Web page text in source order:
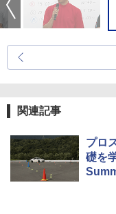
関連記事
プロ
礎を